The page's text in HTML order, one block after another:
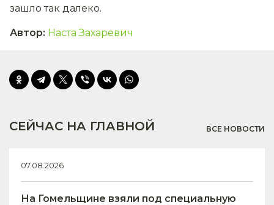
зашло так далеко.
Автор: Наста Захаревич
СЕЙЧАС НА ГЛАВНОЙ ВСЕ НОВОСТИ
07.08.2026
На Гомельщине взяли под специальную